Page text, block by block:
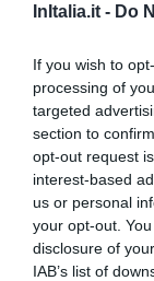
InItalia.it - Do
If you wish to
processing of
targeted
section to
opt-out request
interest-based
us or personal
your opt-out.
disclosure of
IAB’s list of